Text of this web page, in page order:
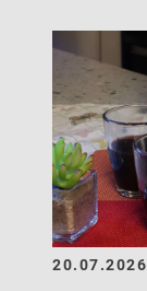
20.07.2026